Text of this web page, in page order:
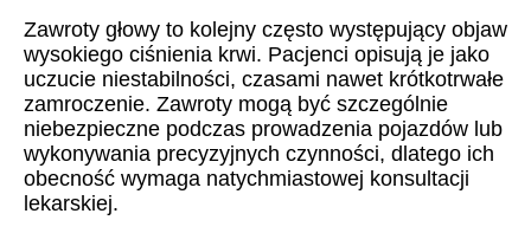
Zawroty głowy to kolejny często występujący objaw
wysokiego ciśnienia krwi. Pacjenci opisują je jako
uczucie niestabilności, czasami nawet krótkotrwałe
zamroczenie. Zawroty mogą być szczególnie
niebezpieczne podczas prowadzenia pojazdów lub
wykonywania precyzyjnych czynności, dlatego ich
obecność wymaga natychmiastowej konsultacji
lekarskiej.